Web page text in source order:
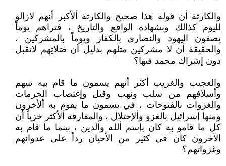
والكارثة أن قوله هذا صحيح والكارثة ألأكبر أنهم لازالو
لليوم كذالك وبشهادة الواقع والتاريخ ، فتراهم يوماً
يصفون اليهود والنصارى بالكفار ويوماً بالمشركين ،
والحقيقة أن لا مشركين مثلهم بدليل أن صَلاتِهِم لاتقبل
دون إشراك محمد فيها؟
والعجيب والغريب أكثر أنهم يسمون ما قام بيه نبيهم
وأسلافهم من سلب ونهب وقتل وإغتصاب الحرمات
والغزوات بالفتوحات ، في يسمون ما يقوم به ألأخرون
ومنها إسرائيل بالغزو وألإحتلال ، والمفارقة ألأكثر خزياً أن
كل ما قامو به كان بإسم ألله والدين ، بينما ما قام به
الآخرون كان في كثير من الأحيان رداً على عدوانهم
وغزواتهم؟